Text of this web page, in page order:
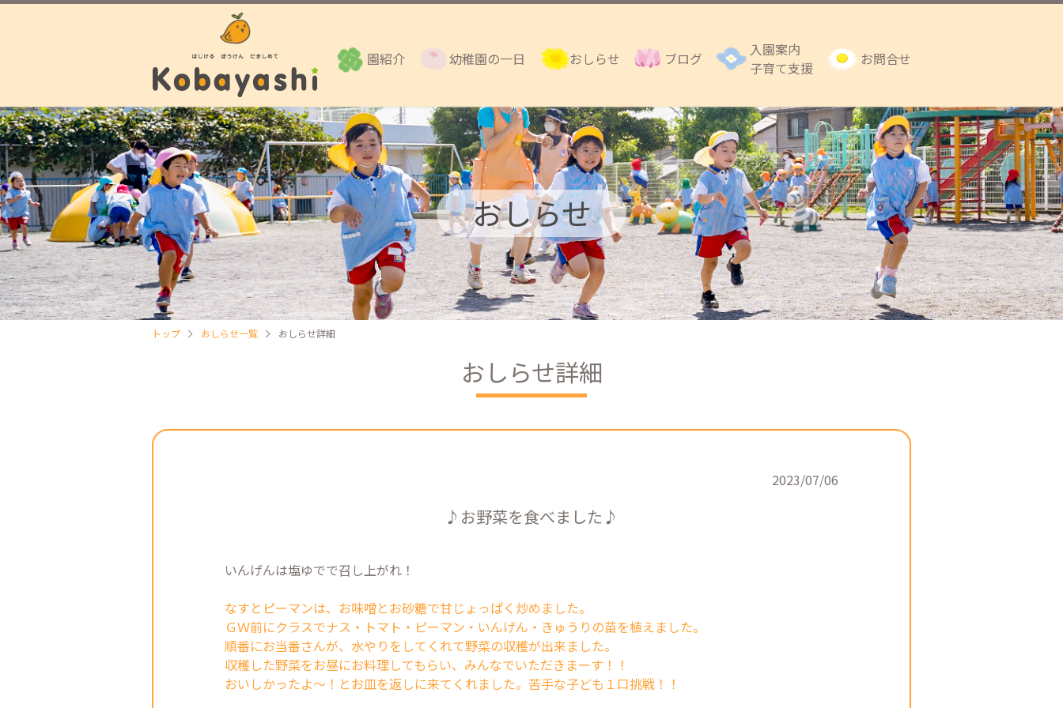
園紹介 幼稚園の一日 おしらせ ブログ
入園案内
子育て支援
お問合せ
おしらせ
トップ おしらせ一覧 おしらせ詳細
おしらせ詳細
2023/07/06
♪お野菜を食べました♪
いんげんは塩ゆでで召し上がれ！
なすとピーマンは、お味噌とお砂糖で甘じょっぱく炒めました。
ＧＷ前にクラスでナス・トマト・ピーマン・いんげん・きゅうりの苗を植えました。
順番にお当番さんが、水やりをしてくれて野菜の収穫が出来ました。
収穫した野菜をお昼にお料理してもらい、みんなでいただきまーす！！
おいしかったよ～！とお皿を返しに来てくれました。苦手な子ども１口挑戦！！